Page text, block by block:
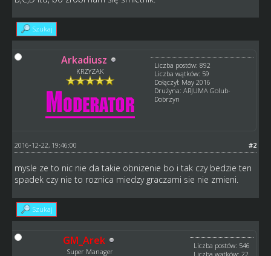
Szukaj
Arkadiusz
KRZYZAK
Liczba postów: 892
Liczba wątków: 59
Dołączył: May 2016
Drużyna: ARJUMA Golub-
Dobrzyn
#2
2016-12-22, 19:46:00
mysle ze to nic nie da takie obnizenie bo i tak czy bedzie ten
spadek czy nie to roznica miedzy graczami sie nie zmieni.
Szukaj
GM_Arek
Super Manager
Liczba postów: 546
Liczba wątków: 22